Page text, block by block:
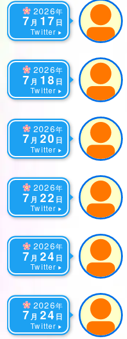
2026年
7月 17 日
Twitter
2026年
7月 18 日
Twitter
2026年
7月 20 日
Twitter
2026年
7 月 22 日
Twitter
2026年
7月 24 日
Twitter
2026年
7月 24 日
Twitter